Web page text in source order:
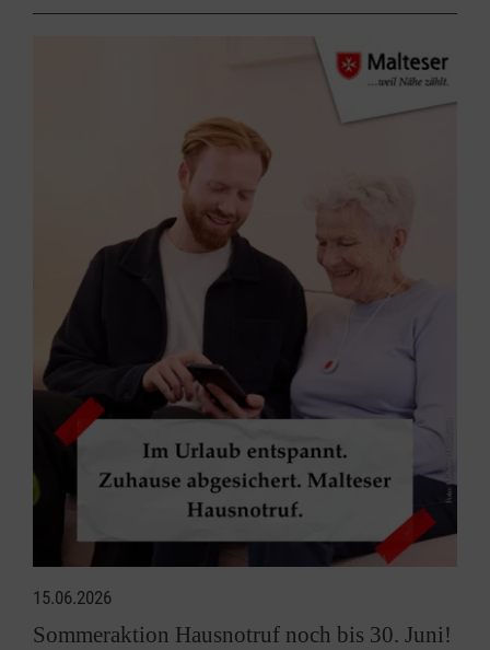
15.06.2026
Sommeraktion Hausnotruf noch bis 30. Juni!